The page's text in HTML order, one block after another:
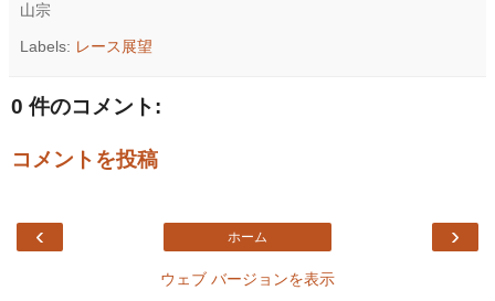
山宗
Labels: レース展望
0 件のコメント:
コメントを投稿
‹ ›
ホーム
ウェブ バージョンを表示